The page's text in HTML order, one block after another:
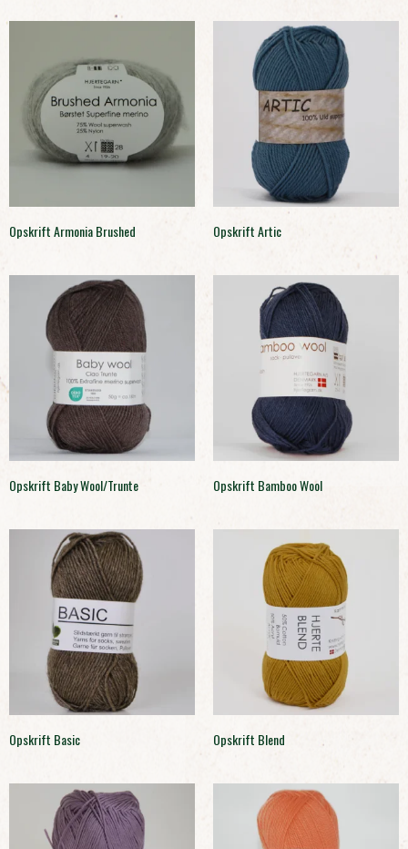
Opskrift Armonia Brushed Opskrift Artic
Opskrift Baby Wool/Trunte Opskrift Bamboo Wool
Opskrift Basic Opskrift Blend